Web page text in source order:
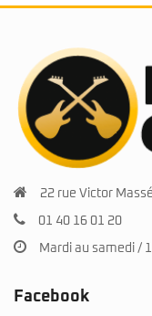
22 rue Victor
01 40 16 01 20
Mardi au samedi /
Facebook